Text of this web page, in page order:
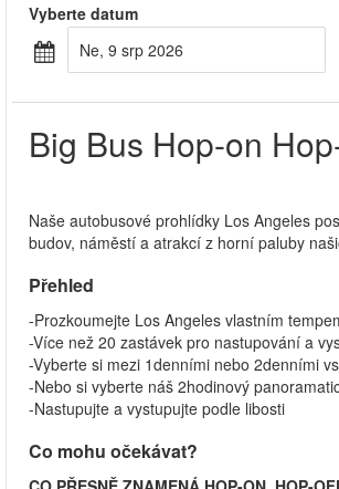
Vyberte datum
Ne, 9 srp 2026
Big Bus Hop-on
Naše autobusové prohlídky Los Angeles
budov, náměstí a atrakcí z horní paluby
Přehled
-Prozkoumejte Los Angeles vlastním
-Více než 20 zastávek pro nastupování a
-Vyberte si mezi 1denními nebo 2denními
-Nebo si vyberte náš 2hodinový
-Nastupujte a vystupujte podle libosti
Co mohu očekávat?